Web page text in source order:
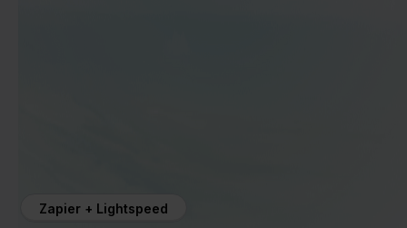
Zapier + Lightspeed